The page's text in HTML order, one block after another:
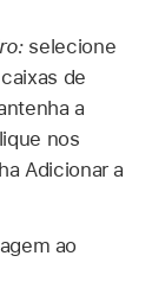
selecione
de
a
nos
Adicionar a
ao